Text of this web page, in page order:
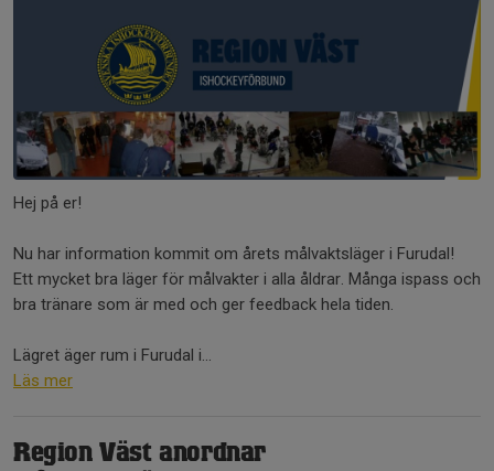
Hej på er!
Nu har information kommit om årets målvaktsläger i Furudal!
Ett mycket bra läger för målvakter i alla åldrar. Många ispass och
bra tränare som är med och ger feedback hela tiden.
Lägret äger rum i Furudal i...
Läs mer
Region Väst anordnar